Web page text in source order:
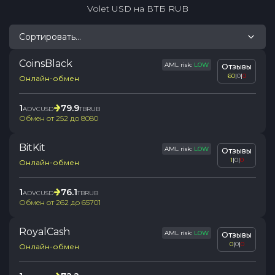
Volet USD на ВТБ RUB
Сортировать...
CoinsBlack AML risk: LOW
Онлайн-обмен
Отзывы
60|0|0
1ADVCUSD 79.9TBRUB
Обмен от252 до 8080
BitKit AML risk: LOW
Онлайн-обмен
Отзывы
1|0|0
1ADVCUSD 76.1TBRUB
Обмен от262 до 65701
RoyalCash AML risk: LOW
Онлайн-обмен
Отзывы
0|0|0